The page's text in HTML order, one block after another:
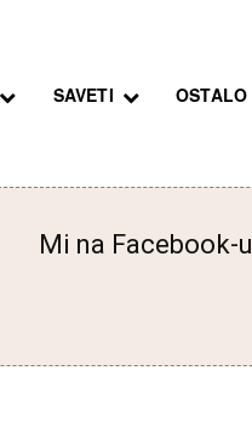
SAVETI OSTALO
Mi na Facebook-u